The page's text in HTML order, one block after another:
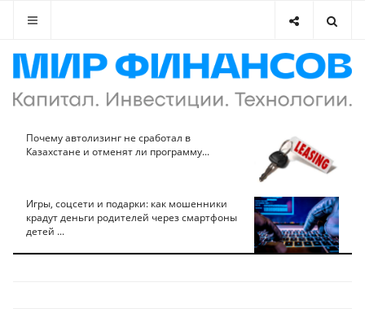
Почему автолизинг не сработал в
Казахстане и отменят ли программу...
Игры, соцсети и подарки: как мошенники
крадут деньги родителей через смартфоны
детей ...